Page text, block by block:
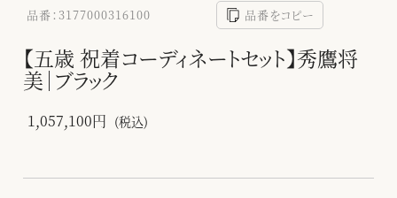
品番：3177000316100 品番をコピー
【五歳 祝着コーディネートセット】秀鷹将
美｜ブラック
1,057,100円 (税込)